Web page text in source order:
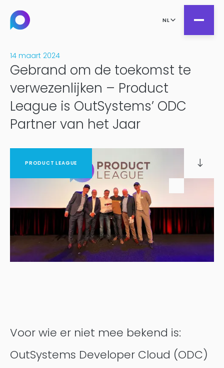
NL
Product Teams
Managed Services
all
DesignOps
Microsoft Power Apps
Alumio
eCommerce
commercetools
Contentful
14 maart 2024
Gebrand om de toekomst te
verwezenlijken – Product
League is OutSystems’ ODC
Partner van het Jaar
PRODUCT LEAGUE
Voor wie er niet mee bekend is:
OutSystems Developer Cloud (ODC)